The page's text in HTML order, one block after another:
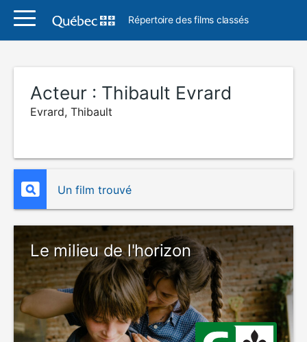
Répertoire des films classés
Acteur : Thibault Evrard
Evrard, Thibault
Un film trouvé
Le milieu de l'horizon